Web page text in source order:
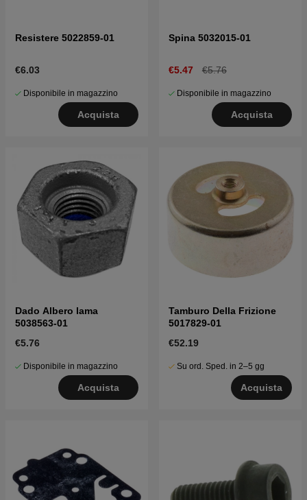
Resistere 5022859-01
€6.03
Disponibile in magazzino
Acquista
Spina 5032015-01
€5.47 €5.76
Disponibile in magazzino
Acquista
Dado Albero lama
5038563-01
€5.76
Disponibile in magazzino
Acquista
Tamburo Della Frizione
5017829-01
€52.19
Su ord. Sped. in 2–5 gg
Acquista